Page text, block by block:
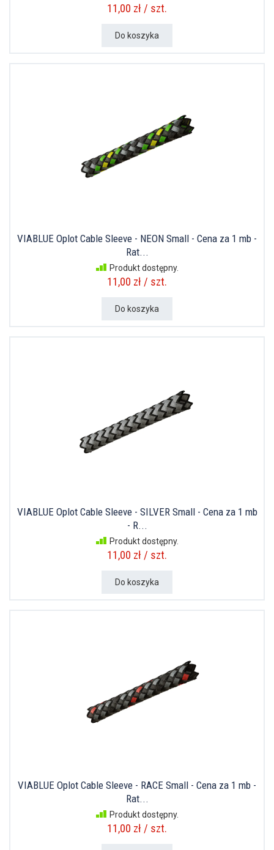
11,00 zł / szt.
Do koszyka
VIABLUE Oplot Cable Sleeve - NEON Small - Cena za 1 mb -
Rat...
Produkt dostępny.
11,00 zł / szt.
Do koszyka
VIABLUE Oplot Cable Sleeve - SILVER Small - Cena za 1 mb
- R...
Produkt dostępny.
11,00 zł / szt.
Do koszyka
VIABLUE Oplot Cable Sleeve - RACE Small - Cena za 1 mb -
Rat...
Produkt dostępny.
11,00 zł / szt.